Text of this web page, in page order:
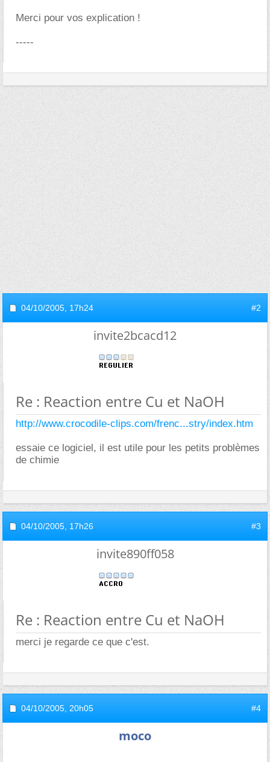
Merci pour vos explication !
-----
04/10/2005, 17h24 #2
invite2bcacd12
Re : Reaction entre Cu et NaOH
http://www.crocodile-clips.com/frenc...stry/index.htm
essaie ce logiciel, il est utile pour les petits problèmes
de chimie
04/10/2005, 17h26 #3
invite890ff058
Re : Reaction entre Cu et NaOH
merci je regarde ce que c'est.
04/10/2005, 20h05 #4
moco